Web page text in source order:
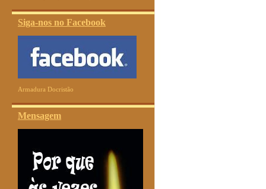
Siga-nos no Facebook
Armadura Docristão
Mensagem